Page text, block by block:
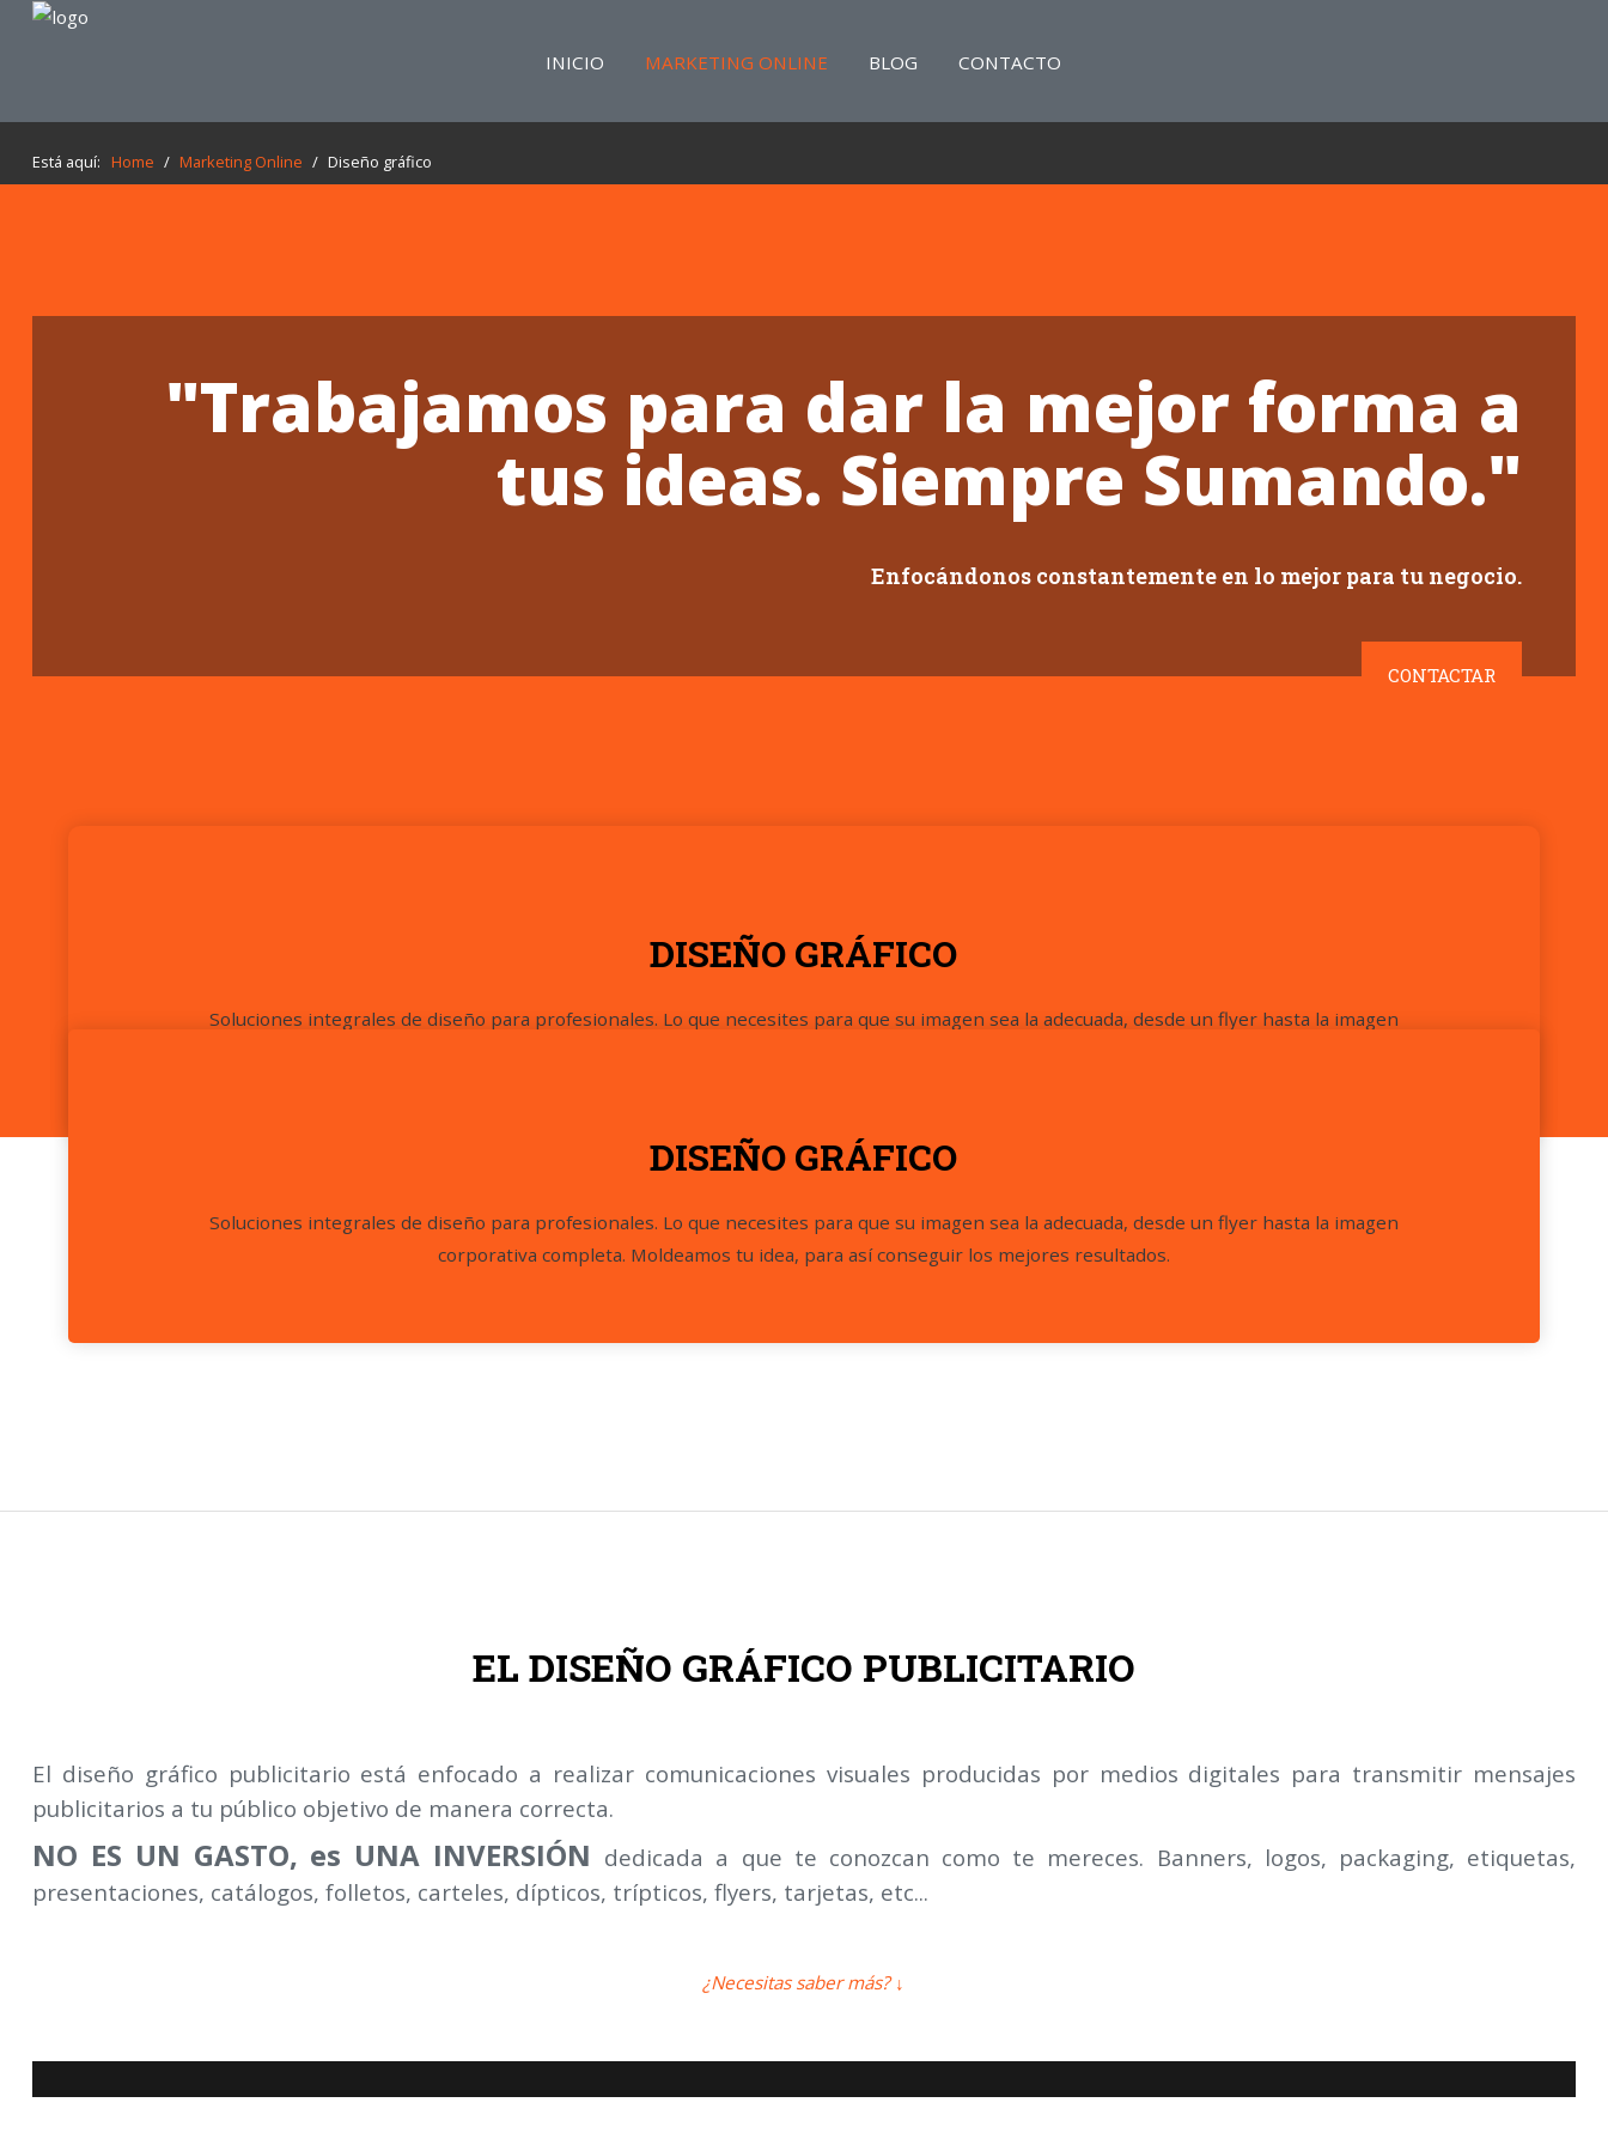
Blog
INICIO MARKETING ONLINE BLOG CONTACTO
Está aquí: Home / Marketing Online / Diseño gráfico
"Trabajamos para dar la mejor forma a
tus ideas. Siempre Sumando."
Enfocándonos constantemente en lo mejor para tu negocio.
CONTACTAR
DISEÑO GRÁFICO
Soluciones integrales de diseño para profesionales. Lo que necesites para que su imagen sea la adecuada, desde un flyer hasta la imagen
DISEÑO GRÁFICO
Soluciones integrales de diseño para profesionales. Lo que necesites para que su imagen sea la adecuada, desde un flyer hasta la imagen
corporativa completa. Moldeamos tu idea, para así conseguir los mejores resultados.
EL DISEÑO GRÁFICO PUBLICITARIO
El diseño gráfico publicitario está enfocado a realizar comunicaciones visuales producidas por medios digitales para transmitir mensajes
publicitarios a tu público objetivo de manera correcta.
NO ES UN GASTO, es UNA INVERSIÓN dedicada a que te conozcan como te mereces. Banners, logos, packaging, etiquetas,
presentaciones, catálogos, folletos, carteles, dípticos, trípticos, flyers, tarjetas, etc...
¿Necesitas saber más? ↓